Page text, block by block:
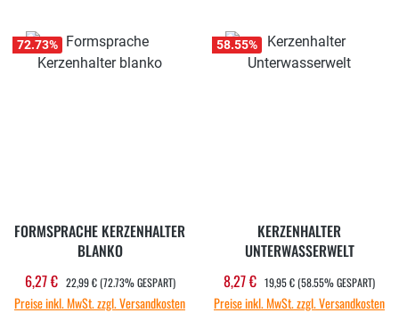
72.73%
FORMSPRACHE KERZENHALTER
BLANKO
Verkaufspreis:
6,27 € REGULÄRER PREIS:
22,99 € (72.73% GESPART)
Preise inkl. MwSt. zzgl. Versandkosten
58.55%
KERZENHALTER
UNTERWASSERWELT
Verkaufspreis:
8,27 € REGULÄRER PREIS:
19,95 €(58.55% GESPART)
Preise inkl. MwSt. zzgl. Versandkosten